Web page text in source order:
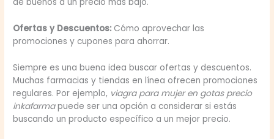
de buenos a un precio más bajo.
Ofertas y Descuentos: Cómo aprovechar las
promociones y cupones para ahorrar.
Siempre es una buena idea buscar ofertas y descuentos.
Muchas farmacias y tiendas en línea ofrecen promociones
regulares. Por ejemplo, viagra para mujer en gotas precio
inkafarmapuede ser una opción a considerar si estás
buscando un producto específico a un mejor precio.